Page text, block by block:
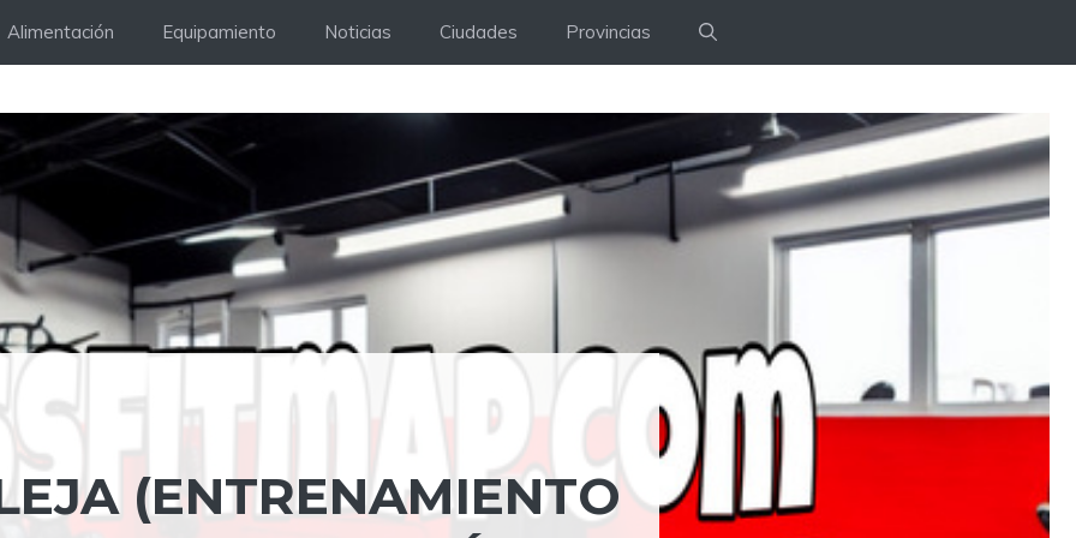
Alimentación Equipamiento Noticias Ciudades Provincias
(ENTRENAMIENTO